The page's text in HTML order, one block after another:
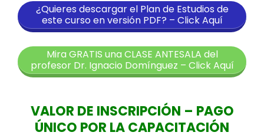
¿Quieres descargar el Plan de Estudios de
este curso en versión PDF? – Click Aquí
Mira GRATIS una CLASE ANTESALA del
profesor Dr. Ignacio Domínguez – Click Aquí
VALOR DE INSCRIPCIÓN – PAGO
ÚNICO POR LA CAPACITACIÓN